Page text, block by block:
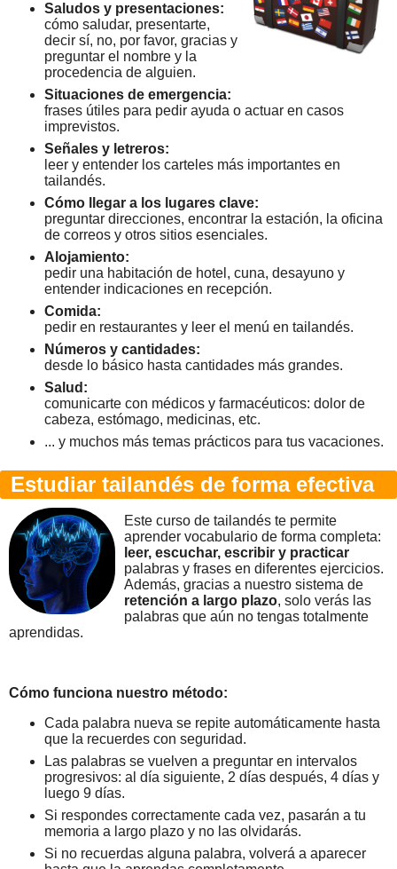
Saludos y presentaciones:
cómo saludar, presentarte,
decir sí, no, por favor, gracias y
preguntar el nombre y la
procedencia de alguien.
Situaciones de emergencia:
frases útiles para pedir ayuda o actuar en casos
imprevistos.
Señales y letreros:
leer y entender los carteles más importantes en
tailandés.
Cómo llegar a los lugares clave:
preguntar direcciones, encontrar la estación, la oficina
de correos y otros sitios esenciales.
Alojamiento:
pedir una habitación de hotel, cuna, desayuno y
entender indicaciones en recepción.
Comida:
pedir en restaurantes y leer el menú en tailandés.
Números y cantidades:
desde lo básico hasta cantidades más grandes.
Salud:
comunicarte con médicos y farmacéuticos: dolor de
cabeza, estómago, medicinas, etc.
... y muchos más temas prácticos para tus vacaciones.
Estudiar tailandés de forma efectiva
Este curso de tailandés te permite
aprender vocabulario de forma completa:
leer, escuchar, escribir y practicar
palabras y frases en diferentes ejercicios.
Además, gracias a nuestro sistema de
retención a largo plazo, solo verás las
palabras que aún no tengas totalmente
aprendidas.
Cómo funciona nuestro método:
Cada palabra nueva se repite automáticamente hasta
que la recuerdes con seguridad.
Las palabras se vuelven a preguntar en intervalos
progresivos: al día siguiente, 2 días después, 4 días y
luego 9 días.
Si respondes correctamente cada vez, pasarán a tu
memoria a largo plazo y no las olvidarás.
Si no recuerdas alguna palabra, volverá a aparecer